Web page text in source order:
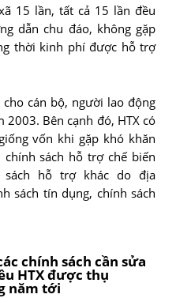
15 lần, tất cả 15 lần đều
dẫn chu đáo, không gặp
thời kinh phí được hỗ trợ
cho cán bộ, người lao động
Bên cạnh đó, HTX có
vốn khi gặp khó khăn
sách hỗ trợ chế biến
sách hỗ trợ khác do địa
sách tín dụng, chính sách
chính sách cần sửa
HTX được thụ
năm tới